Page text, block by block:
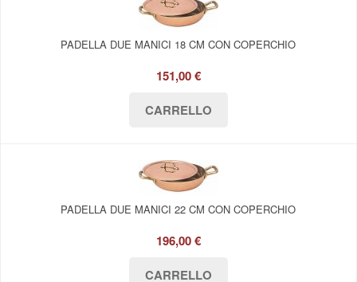
PADELLA DUE MANICI 18 CM CON COPERCHIO
151,00 €
PADELLA DUE MANICI 22 CM CON COPERCHIO
196,00 €